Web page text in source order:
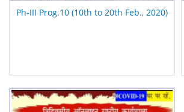
Ph-III Prog.10 (10th to 20th Feb., 2020)